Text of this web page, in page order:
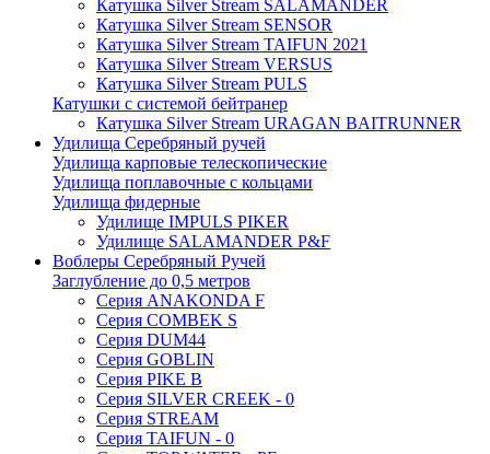
Катушка Silver Stream SALAMANDER
Катушка Silver Stream SENSOR
Катушка Silver Stream TAIFUN 2021
Катушка Silver Stream VERSUS
Катушка Silver Stream PULS
Катушки с системой бейтранер
Катушка Silver Stream URAGAN BAITRUNNER
Удилища Серебряный ручей
Удилища карповые телескопические
Удилища поплавочные с кольцами
Удилища фидерные
Удилище IMPULS PIKER
Удилище SALAMANDER P&F
Воблеры Серебряный Ручей
Заглубление до 0,5 метров
Серия ANAKONDA F
Серия COMBEK S
Серия DUM44
Серия GOBLIN
Серия PIKE B
Серия SILVER CREEK - 0
Серия STREAM
Серия TAIFUN - 0